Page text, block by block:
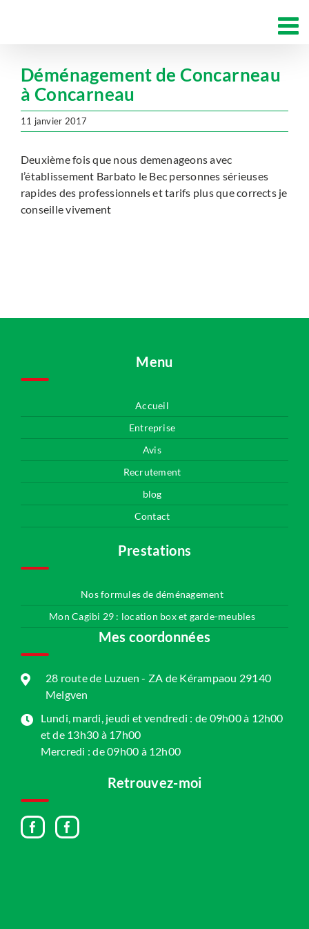
Déménagement de Concarneau
à Concarneau
11 janvier 2017
Deuxième fois que nous demenageons avec
l’établissement Barbato le Bec personnes sérieuses
rapides des professionnels et tarifs plus que corrects je
conseille vivement
Menu
Accueil
Entreprise
Avis
Recrutement
blog
Contact
Prestations
Nos formules de déménagement
Mon Cagibi 29 : location box et garde-meubles
Mes coordonnées
28 route de Luzuen - ZA de Kérampaou 29140
Melgven
Lundi, mardi, jeudi et vendredi : de 09h00 à 12h00
et de 13h30 à 17h00
Mercredi : de 09h00 à 12h00
Retrouvez-moi